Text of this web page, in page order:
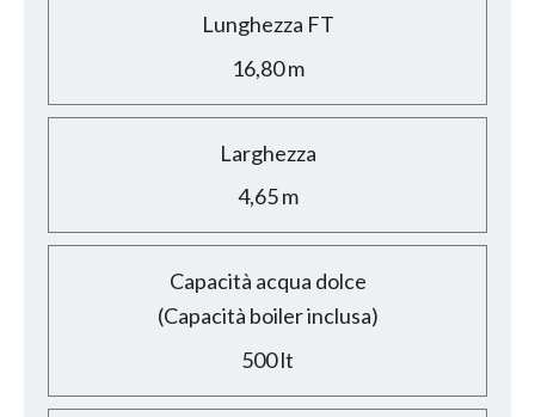
Lunghezza FT
16,80 m
Larghezza
4,65 m
Capacità acqua dolce
(Capacità boiler inclusa)
500 lt